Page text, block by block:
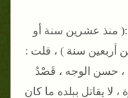
منذ عشرين سنة أو
أربعين سنة ) ، قلت :
حسن الوجه ، قَصْدُ
لا يقاتل ببلده ما كان